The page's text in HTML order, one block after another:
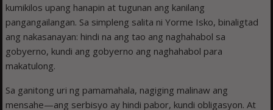
kumikilos upang hanapin at tugunan ang kanilang
pangangailangan. Sa simpleng salita ni Yorme Isko, binaligtad
ang nakasanayan: hindi na ang tao ang naghahabol sa
gobyerno, kundi ang gobyerno ang naghahabol para
makatulong.
Sa ganitong uri ng pamamahala, nagiging malinaw ang
mensahe—ang serbisyo ay hindi pabor, kundi obligasyon. At